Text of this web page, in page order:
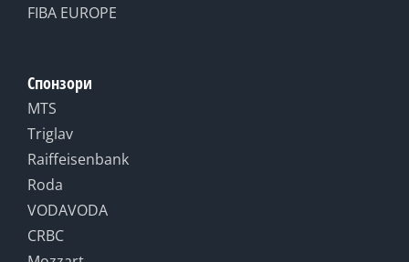
FIBA EUROPE
Спонзори
MTS
Triglav
Raiffeisenbank
Roda
VODAVODA
CRBC